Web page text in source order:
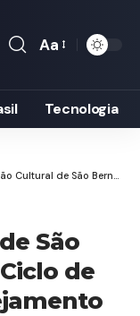
Font
Aa
Tecnologia
Bernardo: Um Novo Ciclo de Participação e Planejamento
São
de